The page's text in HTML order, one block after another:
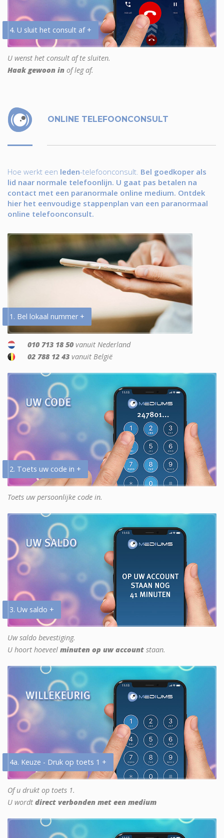
4. U sluit het consult af +
U wenst het consult af te sluiten.
Haak gewoon in of leg af.
ONLINE TELEFOONCONSULT
Hoe werkt een leden-telefoonconsult. Bel goedkoper als
lid naar normale telefoonlijn. U gaat pas betalen na
contact met een paranormale online medium. Ontdek
hier het eenvoudige stappenplan van een paranormaal
online telefoonconsult.
1. Bel lokaal nummer +
010 713 18 50 vanuit Nederland
02 788 12 43 vanuit België
2. Toets uw code in +
Toets uw persoonlijke code in.
3. Uw saldo +
Uw saldo bevestiging.
U hoort hoeveel minuten op uw account staan.
4a. Keuze - Druk op toets 1 +
Of u drukt op toets 1.
U wordt direct verbonden met een medium